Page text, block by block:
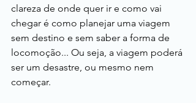
clareza de onde quer ir e como vai
chegar é como planejar uma viagem
sem destino e sem saber a forma de
locomoção... Ou seja, a viagem poderá
ser um desastre, ou mesmo nem
começar.